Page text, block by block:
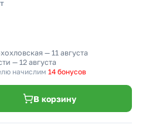
зажим push-in синий
клеммник на 18 проводов
синий